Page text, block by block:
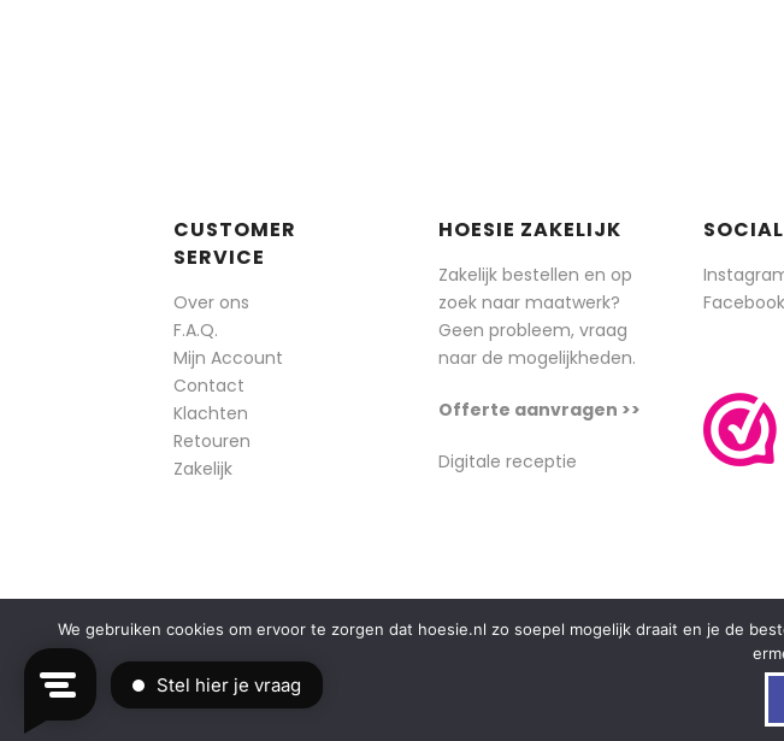
CUSTOMER
SERVICE
Over ons
F.A.Q.
Mijn Account
Contact
Klachten
Retouren
Zakelijk
HOESIE ZAKELIJK
Zakelijk bestellen en op
zoek naar maatwerk?
Geen probleem, vraag
naar de mogelijkheden.
Offerte aanvragen >>
Digitale receptie
SOCIAL
Facebook
© 2014-2025 Boozt - Hoesie.nl. All rights reserved.
We gebruiken cookies om ervoor te zorgen dat hoesie.nl zo soepel mogelijk draait en je de